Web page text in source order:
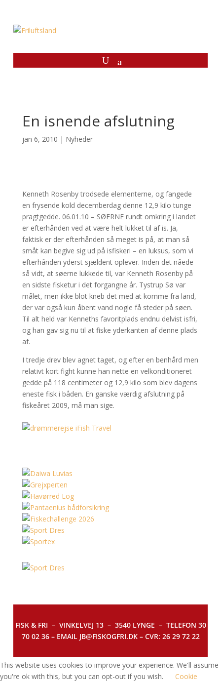
En isnende afslutning
jan 6, 2010 | Nyheder
Kenneth Rosenby trodsede elementerne, og fangede
en frysende kold decemberdag denne 12,9 kilo tunge
pragtgedde. 06.01.10 – SØERNE rundt omkring i landet
er efterhånden ved at være helt lukket til af is. Ja,
faktisk er der efterhånden så meget is på, at man så
småt kan begive sig ud på isfiskeri – en luksus, som vi
efterhånden yderst sjældent oplever. Inden det nåede
så vidt, at søerne lukkede til, var Kenneth Rosenby på
en sidste fisketur i det forgangne år. Tystrup Sø var
målet, men ikke blot kneb det med at komme fra land,
der var også kun åbent vand nogle få steder på søen.
Til alt held var Kenneths favoritplads endnu delvist isfri,
og han gav sig nu til at fiske yderkanten af denne plads
af.
I tredje drev blev agnet taget, og efter en benhård men
relativt kort fight kunne han nette en velkonditioneret
gedde på 118 centimeter og 12,9 kilo som blev dagens
eneste fisk i båden. En ganske værdig afslutning på
fiskeåret 2009, må man sige.
FISK & FRI – VINKELVEJ 13 – 3540 LYNGE – TELEFON 30
70 02 36 – EMAIL JB@FISKOGFRI.DK – CVR: 26 29 72 22
This website uses cookies to improve your experience. We'll assume
you're ok with this, but you can opt-out if you wish.
Cookie